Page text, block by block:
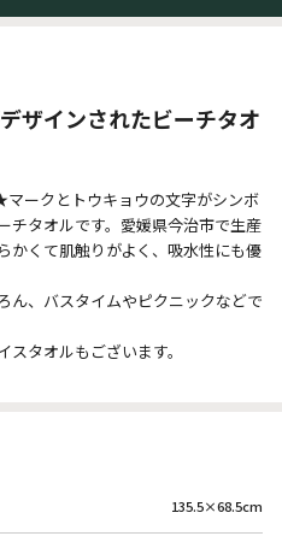
ザインされたビーチタオ
ークとトウキョウの文字がシンボ
チタオルです。愛媛県今治市で生産
かくて肌触りがよく、吸水性にも優
ん、バスタイムやピクニックなどで
タオルもございます。
135.5×68.5cm